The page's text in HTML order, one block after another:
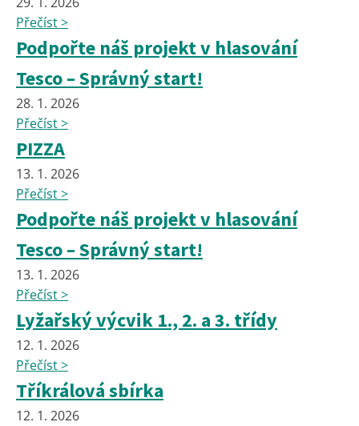
Přečíst >
Podpořte náš projekt v hlasování
Tesco – Správný start!
28. 1. 2026
Přečíst >
PIZZA
13. 1. 2026
Přečíst >
Podpořte náš projekt v hlasování
Tesco – Správný start!
13. 1. 2026
Přečíst >
Lyžařský výcvik 1., 2. a 3. třídy
12. 1. 2026
Přečíst >
Tříkrálová sbírka
12. 1. 2026